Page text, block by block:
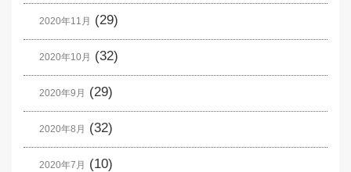
2020年11月 (29)
2020年10月 (32)
2020年9月 (29)
2020年8月 (32)
2020年7月 (10)